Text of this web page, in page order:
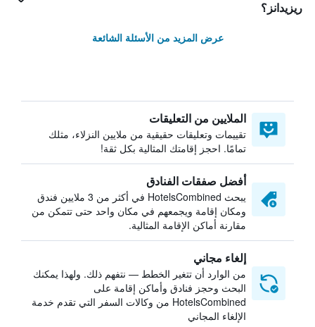
ريزيدانز؟
عرض المزيد من الأسئلة الشائعة
الملايين من التعليقات
تقييمات وتعليقات حقيقية من ملايين النزلاء، مثلك
تمامًا. احجز إقامتك المثالية بكل ثقة!
أفضل صفقات الفنادق
يبحث HotelsCombined في أكثر من 3 ملايين فندق
ومكان إقامة ويجمعهم في مكان واحد حتى تتمكن من
مقارنة أماكن الإقامة المثالية.
إلغاء مجاني
من الوارد أن تتغير الخطط — نتفهم ذلك. ولهذا يمكنك
البحث وحجز فنادق وأماكن إقامة على
HotelsCombined من وكالات السفر التي تقدم خدمة
الإلغاء المجاني